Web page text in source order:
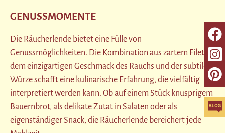
GENUSSMOMENTE
Die Räucherlende bietet eine Fülle von
Genussmöglichkeiten. Die Kombination aus zartem Filet,
dem einzigartigen Geschmack des Rauchs und der subtilen
Würze schafft eine kulinarische Erfahrung, die vielfältig
interpretiert werden kann. Ob auf einem Stück knusprigem
Bauernbrot, als delikate Zutat in Salaten oder als
eigenständiger Snack, die Räucherlende bereichert jede